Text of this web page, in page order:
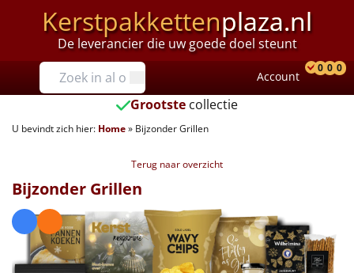
Kerstpakkettenplaza.nl
De leverancier die uw goede doel steunt
Prijzen
Tot €25
€25 tot €35
€40 tot €45
€45 tot €50
Account
0 0 0
Grootste collectie
U bevindt zich hier: Home» Bijzonder Grillen
Terug naar overzicht
Bijzonder Grillen